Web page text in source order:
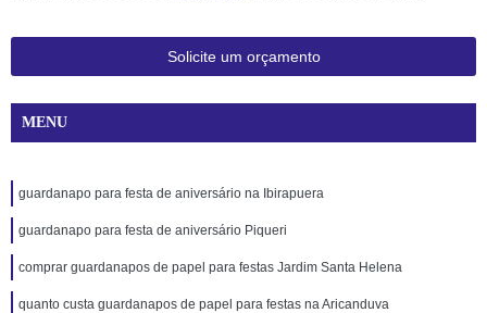
Solicite um orçamento
MENU
guardanapo para festa de aniversário na Ibirapuera
guardanapo para festa de aniversário Piqueri
comprar guardanapos de papel para festas Jardim Santa Helena
quanto custa guardanapos de papel para festas na Aricanduva